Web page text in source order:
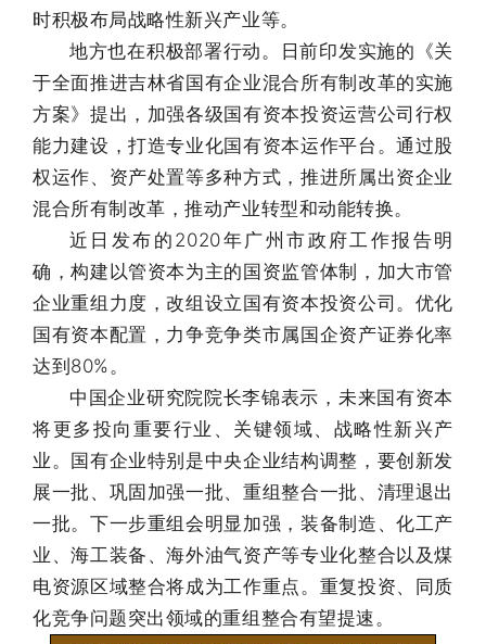
时积极布局战略性新兴产业等。
地方也在积极部署行动。日前印发实施的《关
于全面推进吉林省国有企业混合所有制改革的实施
方案》提出，加强各级国有资本投资运营公司行权
能力建设，打造专业化国有资本运作平台。通过股
权运作、资产处置等多种方式，推进所属出资企业
混合所有制改革，推动产业转型和动能转换。
近日发布的2020年广州市政府工作报告明
确，构建以管资本为主的国资监管体制，加大市管
企业重组力度，改组设立国有资本投资公司。优化
国有资本配置，力争竞争类市属国企资产证券化率
达到80%。
中国企业研究院院长李锦表示，未来国有资本
将更多投向重要行业、关键领域、战略性新兴产
业。国有企业特别是中央企业结构调整，要创新发
展一批、巩固加强一批、重组整合一批、清理退出
一批。下一步重组会明显加强，装备制造、化工产
业、海工装备、海外油气资产等专业化整合以及煤
电资源区域整合将成为工作重点。重复投资、同质
化竞争问题突出领域的重组整合有望提速。